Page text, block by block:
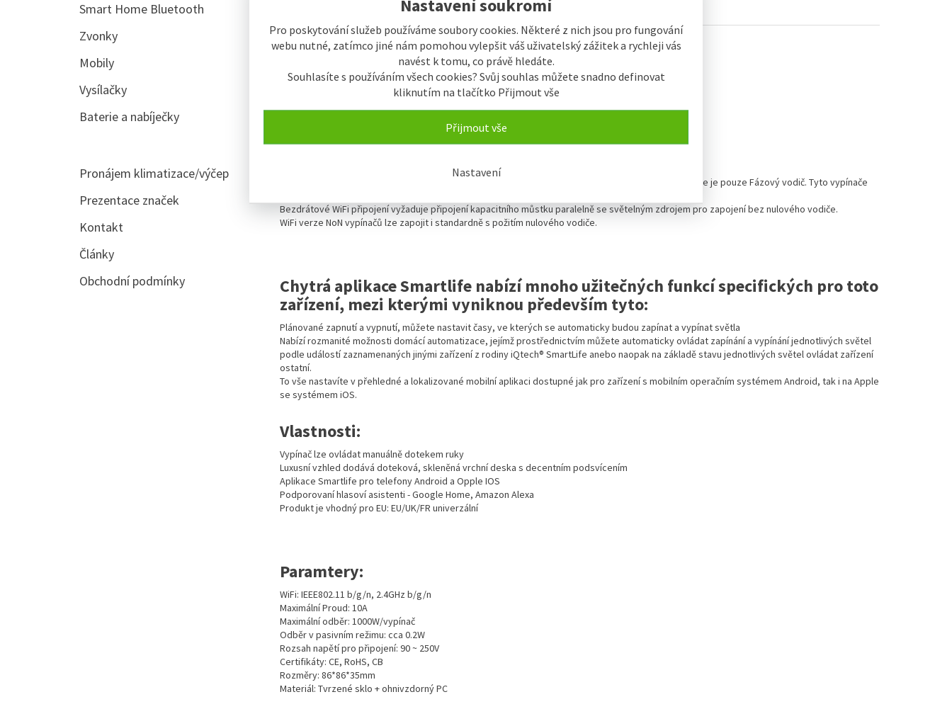
Nastavení soukromí
Pro poskytování služeb používáme soubory cookies. Některé z nich jsou pro fungování
webu nutné, zatímco jiné nám pomohou vylepšit váš uživatelský zážitek a rychleji vás
navést k tomu, co právě hledáte.
Souhlasíte s používáním všech cookies? Svůj souhlas můžete snadno definovat
kliknutím na tlačítko Přijmout vše
Přijmout vše
Nastavení
Popis výrobku
iQtech® Millennium , WiFi 1x NoN vypínač Smartlife
NoN jsou vypínače, které k funkčnímu zapojení nepotřebují Nulový vodič. Stačí, když v krabici vypínače je pouze Fázový vodič. Tyto vypínače
Bezdrátové WiFi připojení vyžaduje připojení kapacitního můstku paralelně se světelným zdrojem pro zapojení bez nulového vodiče.
WiFi verze NoN vypínačů lze zapojit i standardně s požitím nulového vodiče.
Chytrá aplikace Smartlife nabízí mnoho užitečných funkcí specifických pro toto
zařízení, mezi kterými vyniknou především tyto:
Plánované zapnutí a vypnutí, můžete nastavit časy, ve kterých se automaticky budou zapínat a vypínat světla
Nabízí rozmanité možnosti domácí automatizace, jejímž prostřednictvím můžete automaticky ovládat zapínání a vypínání jednotlivých světel
podle událostí zaznamenaných jinými zařízení z rodiny iQtech® SmartLife anebo naopak na základě stavu jednotlivých světel ovládat zařízení
ostatní.
To vše nastavíte v přehledné a lokalizované mobilní aplikaci dostupné jak pro zařízení s mobilním operačním systémem Android, tak i na Apple
se systémem iOS.
Vlastnosti:
Vypínač lze ovládat manuálně dotekem ruky
Luxusní vzhled dodává doteková, skleněná vrchní deska s decentním podsvícením
Aplikace Smartlife pro telefony Android a Opple IOS
Podporovaní hlasoví asistenti - Google Home, Amazon Alexa
Produkt je vhodný pro EU: EU/UK/FR univerzální
Paramtery:
WiFi: IEEE802.11 b/g/n, 2.4GHz b/g/n
Maximální Proud: 10A
Maximální odběr: 1000W/vypínač
Odběr v pasivním režimu: cca 0.2W
Rozsah napětí pro připojení: 90 ~ 250V
Certifikáty: CE, RoHS, CB
Rozměry: 86*86*35mm
Materiál: Tvrzené sklo + ohnivzdorný PC
Smart Home Bluetooth
Zvonky
Mobily
Vysílačky
Baterie a nabíječky
Pronájem klimatizace/výčep
Prezentace značek
Kontakt
Články
Obchodní podmínky